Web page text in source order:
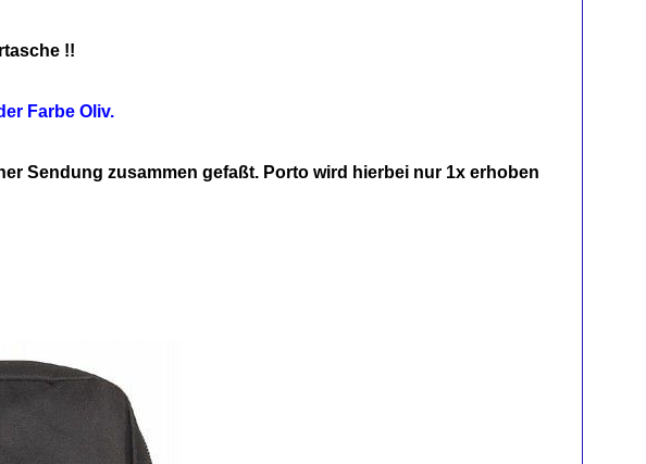
!!
Farbe Oliv.
Sendung zusammen gefaßt. Porto wird hierbei nur 1x erhoben